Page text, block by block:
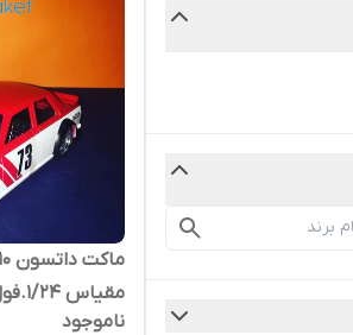
مقیاس ۱/۲۴.فول باز شو
ناموجود